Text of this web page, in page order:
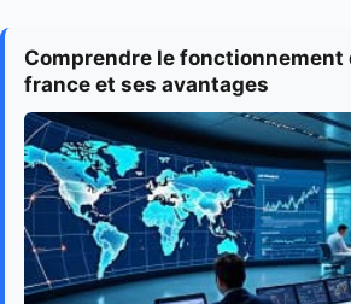
Comprendre le fonctionnement
france et ses avantages